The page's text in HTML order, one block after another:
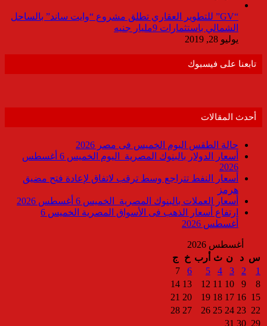
“GV” للتطوير العقاري تطلق مشروع “وايت ساند” بالساحل
الشمالي باستثمارات 9مليار جنيه
يوليو 28, 2019
تابعنا على فيسبوك
أحدث المقالات
حالة الطقس اليوم الخميس فى مصر 2026
أسعار الدولار بالبنوك المصرية اليوم الخميس 6 أغسطس
2026
أسعار النفط تتراجع وسط ترقب لاتفاق لإعادة فتح مضيق
هرمز
أسعار العملات بالبنوك المصرية الخميس 6 أغسطس 2026
ارتفاع أسعار الذهب فى الأسواق المصرية الخميس 6
أغسطس 2026
أغسطس 2026
س د ن ث أرب خ
ج
1
2
3
4
5
6
7
8
9
10
11
12
13
14
15
16
17
18
19
20
21
22
23
24
25
26
27
28
29
30
31